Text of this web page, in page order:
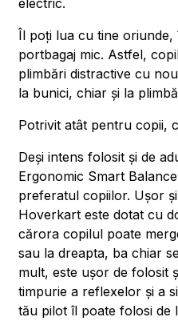
electric.
Îl poți lua cu tine
portbagaj mic. Astfel,
plimbări distractive cu
la bunici, chiar și la
Potrivit atât pentru copii,
Deși intens folosit și de
Ergonomic Smart
preferatul copiilor. Ușor
Hoverkart este dotat cu
cărora copilul poate
sau la dreapta, ba chiar
mult, este ușor de folosit
timpurie a reflexelor și a
tău pilot îl poate folosi de